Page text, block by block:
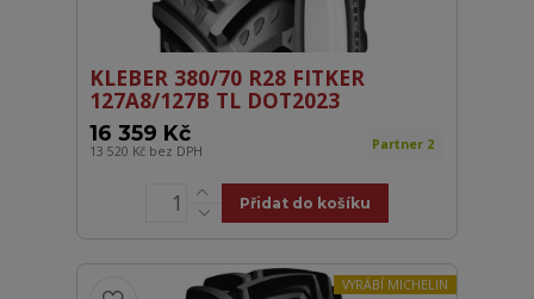
KLEBER 380/70 R28 FITKER
127A8/127B TL DOT2023
16 359 Kč
13 520 Kč bez DPH Partner 2
Přidat do košíku
VYRÁBÍ MICHELIN